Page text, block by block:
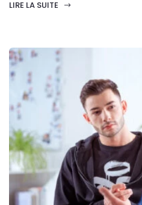
LIRE LA SUITE